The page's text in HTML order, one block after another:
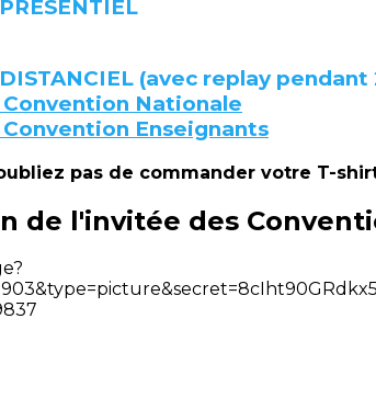
(avec replay pendant
Nationale
Enseignants
pas de commander votre T-shirt
de l'invitée des